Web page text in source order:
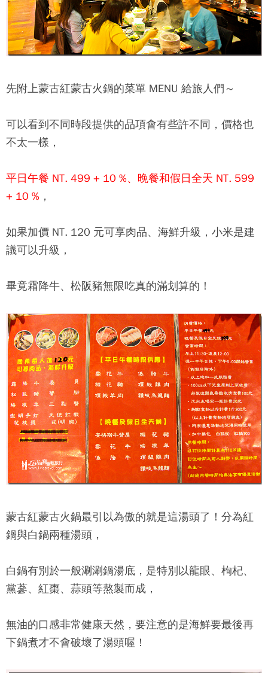
先附上蒙古紅蒙古火鍋的菜單 MENU 給旅人們～
可以看到不同時段提供的品項會有些許不同，價格也
不太一樣，
平日午餐 NT. 499 + 10 %、晚餐和假日全天 NT. 599
+ 10 % ，
如果加價 NT. 120 元可享肉品、海鮮升級，小米是建
議可以升級，
畢竟霜降牛、松阪豬無限吃真的滿划算的！
蒙古紅蒙古火鍋最引以為傲的就是這湯頭了！分為紅
鍋與白鍋兩種湯頭，
白鍋有別於一般涮涮鍋湯底，是特別以龍眼、枸杞、
黨蔘、紅棗、蒜頭等熬製而成，
無油的口感非常健康天然，要注意的是海鮮要最後再
下鍋煮才不會破壞了湯頭喔！